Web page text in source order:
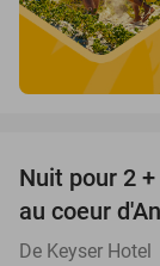
Nuit pour 2
au coeur
De Keyser Hotel